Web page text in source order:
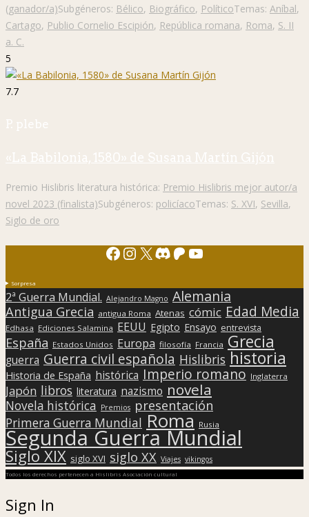
(ganador/a)Subgéneros: Bélico, Biográfico, PolíticoTemas: Aníbal,
Cartago, Publio Cornelio Escipión, República romana, Roma, S. II
a. C.
5
7.7
P. plebe
«La Babilonia, 1580» de Susana Martín Gijón
Premio Hislibris literatura histórica: Premio Hislibris mejor autor/a
novel 2023 (finalista)Subgéneros: policíacoTemas: S. XVI, Sevilla,
Siglo de oro
Facebook
Instagram
X Discord
Patreon
YouTube
Sorpresa
2ª Guerra Mundial. Alejandro Magno Alemania
Antigua Grecia antigua Roma Atenas cómic Edad Media
Edhasa Ediciones Salamina EEUU Egipto Ensayo entrevista
España Estados Unidos Europa filosofía Francia Grecia
guerra Guerra civil española Hislibris historia
Historia de España histórica Imperio romano Inglaterra
Japón libros literatura nazismo novela
Novela histórica Premios presentación
Primera Guerra Mundial Roma Rusia
Segunda Guerra Mundial
Siglo XIX siglo XVI siglo XX Viajes vikingos
Todos los derechos pertenecen a Hislibris Asociación cultural
Sign In